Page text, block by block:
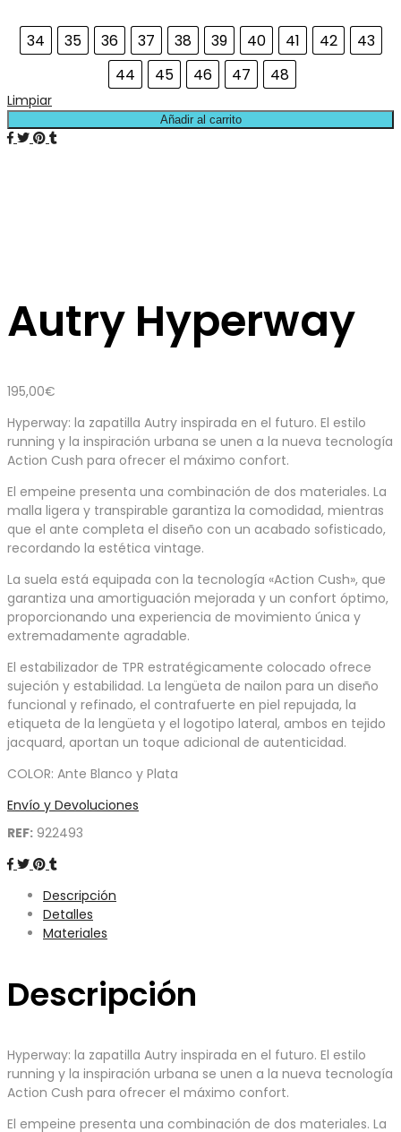
34 35 36 37 38 39 40 41 42
43
44
45 46 47 48
Limpiar
Añadir al carrito
Autry Hyperway
195,00€
Hyperway: la zapatilla Autry inspirada en el futuro. El estilo
running y la inspiración urbana se unen a la nueva tecnología
Action Cush para ofrecer el máximo confort.
El empeine presenta una combinación de dos materiales. La
malla ligera y transpirable garantiza la comodidad, mientras
que el ante completa el diseño con un acabado sofisticado,
recordando la estética vintage.
La suela está equipada con la tecnología «Action Cush», que
garantiza una amortiguación mejorada y un confort óptimo,
proporcionando una experiencia de movimiento única y
extremadamente agradable.
El estabilizador de TPR estratégicamente colocado ofrece
sujeción y estabilidad. La lengüeta de nailon para un diseño
funcional y refinado, el contrafuerte en piel repujada, la
etiqueta de la lengüeta y el logotipo lateral, ambos en tejido
jacquard, aportan un toque adicional de autenticidad.
COLOR: Ante Blanco y Plata
Envío y Devoluciones
REF: 922493
Descripción
Detalles
Materiales
Descripción
Hyperway: la zapatilla Autry inspirada en el futuro. El estilo
running y la inspiración urbana se unen a la nueva tecnología
Action Cush para ofrecer el máximo confort.
El empeine presenta una combinación de dos materiales. La